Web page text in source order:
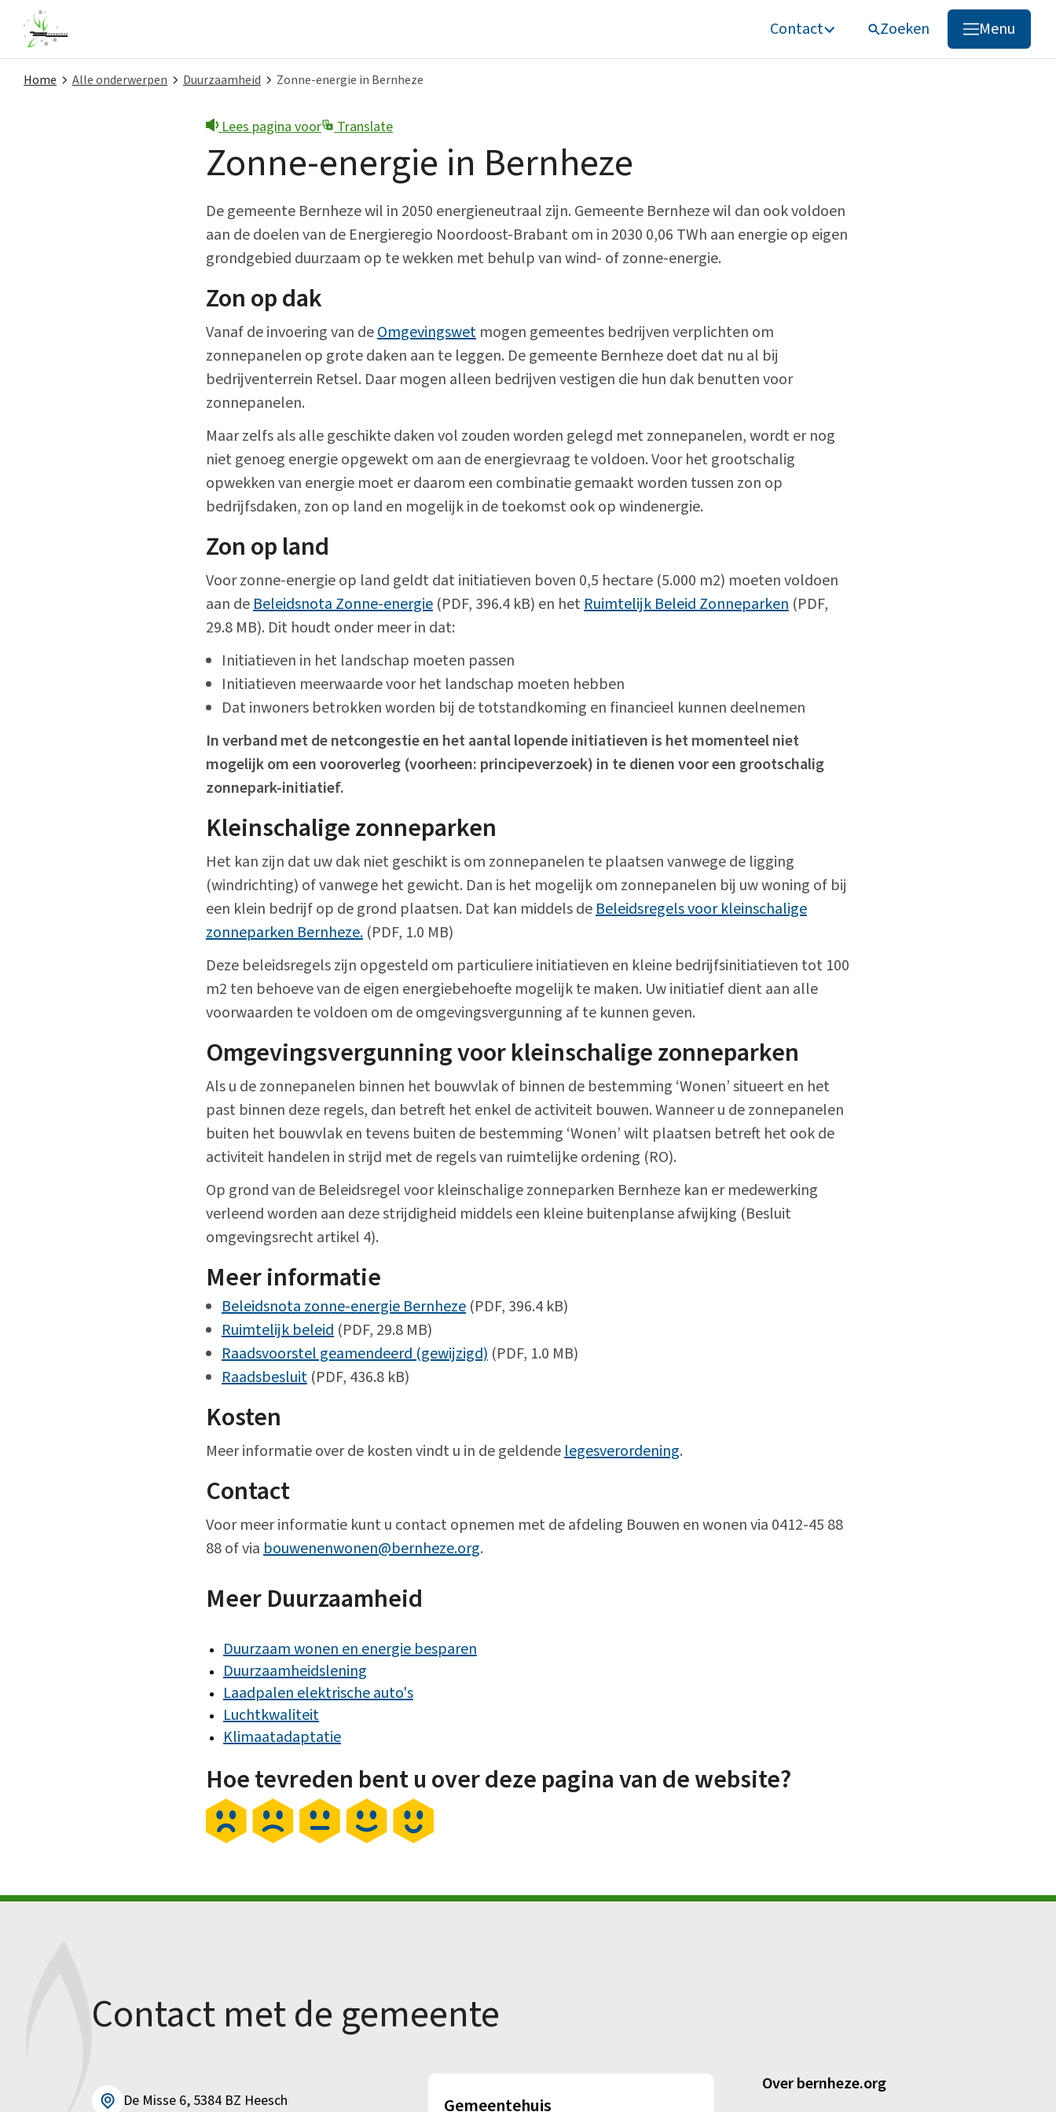
Contact Zoeken
Menu
Zoeken
Melding doen
Alle onderwerpen
Bekendmakingen
College van B&W
Gemeenteraad
Verordeningen en beleid
Alle onderwerpen
Home Alle onderwerpen Duurzaamheid Zonne-energie in Bernheze
Lees pagina voor Translate
Zonne-energie in Bernheze
De gemeente Bernheze wil in 2050 energieneutraal zijn. Gemeente Bernheze wil dan ook voldoen
aan de doelen van de Energieregio Noordoost-Brabant om in 2030 0,06 TWh aan energie op eigen
grondgebied duurzaam op te wekken met behulp van wind- of zonne-energie.
Zon op dak
Vanaf de invoering van deOmgevingswet mogen gemeentes bedrijven verplichten om
zonnepanelen op grote daken aan te leggen. De gemeente Bernheze doet dat nu al bij
bedrijventerrein Retsel. Daar mogen alleen bedrijven vestigen die hun dak benutten voor
zonnepanelen.
Maar zelfs als alle geschikte daken vol zouden worden gelegd met zonnepanelen, wordt er nog
niet genoeg energie opgewekt om aan de energievraag te voldoen. Voor het grootschalig
opwekken van energie moet er daarom een combinatie gemaakt worden tussen zon op
bedrijfsdaken, zon op land en mogelijk in de toekomst ook op windenergie.
Zon op land
Voor zonne-energie op land geldt dat initiatieven boven 0,5 hectare (5.000 m2) moeten voldoen
aan deBeleidsnota Zonne-energie (PDF, 396.4 kB) en hetRuimtelijk Beleid Zonneparken (PDF,
29.8 MB). Dit houdt onder meer in dat:
Initiatieven in het landschap moeten passen
Initiatieven meerwaarde voor het landschap moeten hebben
Dat inwoners betrokken worden bij de totstandkoming en financieel kunnen deelnemen
In verband met de netcongestie en het aantal lopende initiatieven is het momenteel niet
mogelijk om een vooroverleg (voorheen: principeverzoek) in te dienen voor een grootschalig
zonnepark-initiatief.
Kleinschalige zonneparken
Het kan zijn dat uw dak niet geschikt is om zonnepanelen te plaatsen vanwege de ligging
(windrichting) of vanwege het gewicht. Dan is het mogelijk om zonnepanelen bij uw woning of bij
een klein bedrijf op de grond plaatsen. Dat kan middels deBeleidsregels voor kleinschalige
zonneparken Bernheze. (PDF, 1.0 MB)
Deze beleidsregels zijn opgesteld om particuliere initiatieven en kleine bedrijfsinitiatieven tot 100
m2 ten behoeve van de eigen energiebehoefte mogelijk te maken. Uw initiatief dient aan alle
voorwaarden te voldoen om de omgevingsvergunning af te kunnen geven.
Omgevingsvergunning voor kleinschalige zonneparken
Als u de zonnepanelen binnen het bouwvlak of binnen de bestemming ‘Wonen’ situeert en het
past binnen deze regels, dan betreft het enkel de activiteit bouwen. Wanneer u de zonnepanelen
buiten het bouwvlak en tevens buiten de bestemming ‘Wonen’ wilt plaatsen betreft het ook de
activiteit handelen in strijd met de regels van ruimtelijke ordening (RO).
Op grond van de Beleidsregel voor kleinschalige zonneparken Bernheze kan er medewerking
verleend worden aan deze strijdigheid middels een kleine buitenplanse afwijking (Besluit
omgevingsrecht artikel 4).
​Meer informatie
Beleidsnota zonne-energie Bernheze (PDF, 396.4 kB)
Ruimtelijk beleid (PDF, 29.8 MB)
Raadsvoorstel geamendeerd (gewijzigd) (PDF, 1.0 MB)
Raadsbesluit (PDF, 436.8 kB)
Kosten
Meer informatie over de kosten vindt u in de geldende legesverordening.
Contact
Voor meer informatie kunt u contact opnemen met de afdeling Bouwen en wonen via 0412-45 88
88 of via bouwenenwonen@bernheze.org.
Meer Duurzaamheid
Duurzaam wonen en energie besparen
Duurzaamheidslening
Laadpalen elektrische auto's
Luchtkwaliteit
Klimaatadaptatie
Hoe tevreden bent u over deze pagina van de website?
Contact met de gemeente
De Misse 6, 5384 BZ Heesch Gemeentehuis
Over bernheze.org